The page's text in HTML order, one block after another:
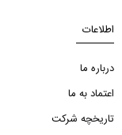
اطلاعات
درباره ما
اعتماد به ما
تاریخچه شرکت